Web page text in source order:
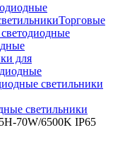
Торговые
для
светильники
светильники
70W/6500K IP65